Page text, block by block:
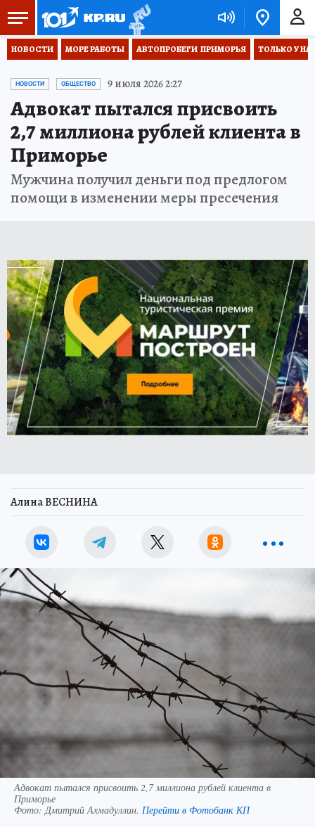
НОВОСТИ МОРЕ РАБОТЫ АВТОПРОБЕГИ  ПРИМОРЬЯ ТОЛЬКО У
НОВОСТИ ОБЩЕСТВО 9 июля 2026 2:27
Адвокат пытался присвоить
2,7 миллиона рублей клиента в
Приморье
Мужчина получил деньги под предлогом
помощи в изменении меры пресечения
Алина ВЕСНИНА
Адвокат пытался присвоить 2,7 миллиона рублей клиента в
Приморье
Фото: Дмитрий Ахмадуллин. Перейти в Фотобанк КП